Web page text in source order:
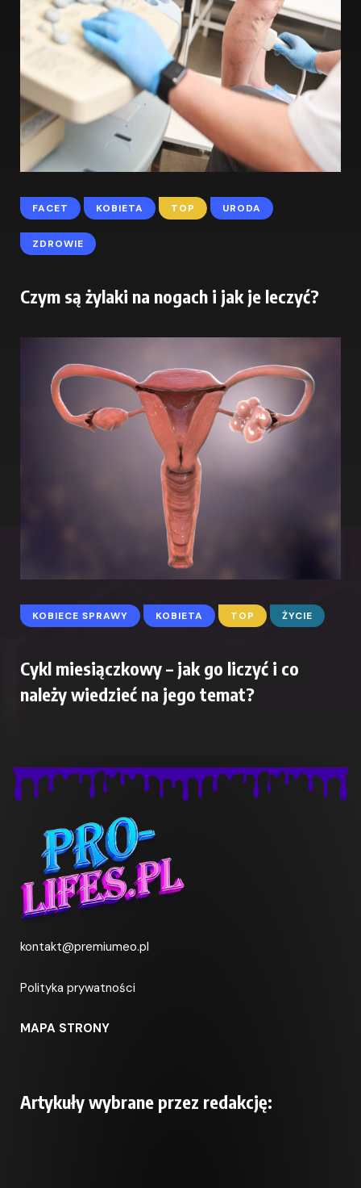
FACET KOBIETA TOP URODA
ZDROWIE
Czym są żylaki na nogach i jak je leczyć?
KOBIECE SPRAWY KOBIETA TOP ŻYCIE
Cykl miesiączkowy – jak go liczyć i co
należy wiedzieć na jego temat?
kontakt@premiumeo.pl
Polityka prywatności
MAPA STRONY
Artykuły wybrane przez redakcję: